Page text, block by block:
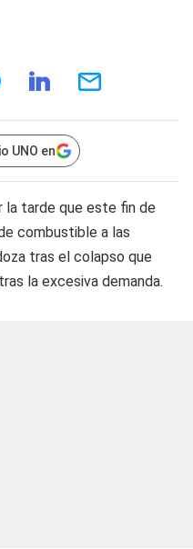
UNO en
la tarde que este fin de
combustible a las
tras el colapso que
la excesiva demanda.